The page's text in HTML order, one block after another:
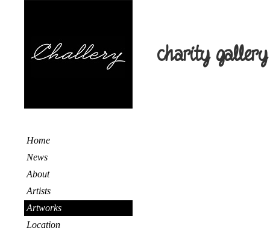
Home
News
About
Artists
Artworks
Location
charity gallery